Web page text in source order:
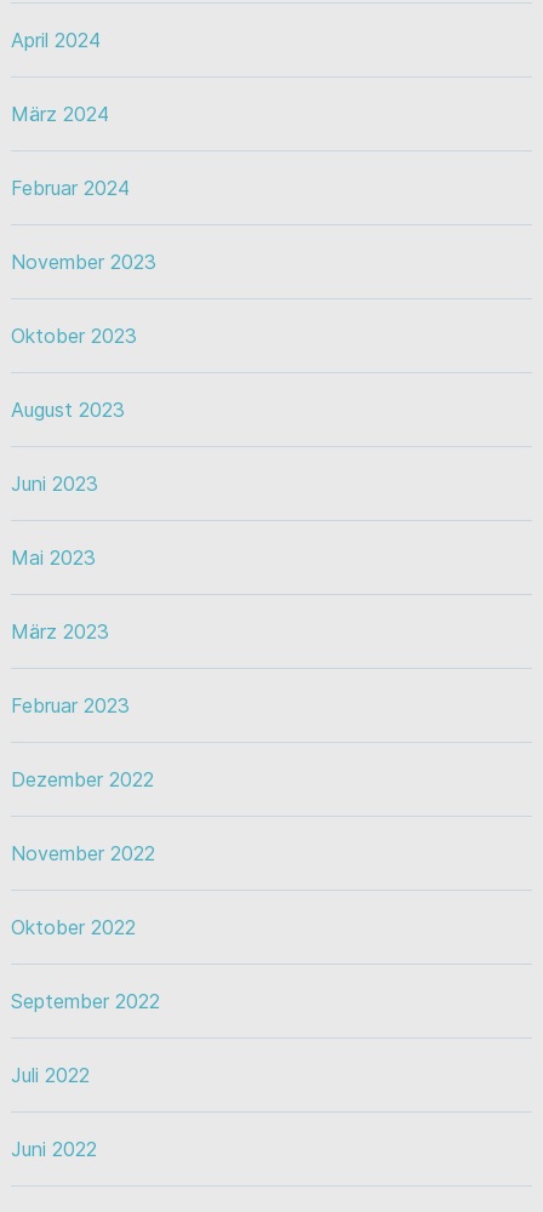
April 2024
März 2024
Februar 2024
November 2023
Oktober 2023
August 2023
Juni 2023
Mai 2023
März 2023
Februar 2023
Dezember 2022
November 2022
Oktober 2022
September 2022
Juli 2022
Juni 2022